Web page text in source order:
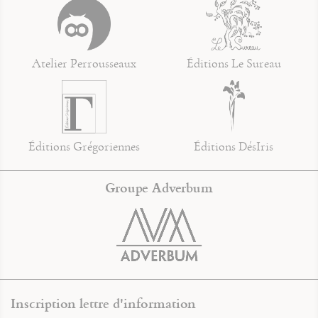
Atelier Perrousseaux Éditions Le Sureau
Éditions Grégoriennes Éditions DésIris
Groupe Adverbum
Inscription lettre d'information